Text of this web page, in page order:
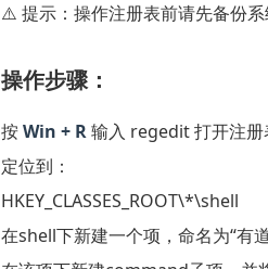
⚠️ 提示：操作注册表前请先备份系
操作步骤：
按Win + R输入 regedit打开注册
定位到：
在shell下新建一个项，命名为“有道